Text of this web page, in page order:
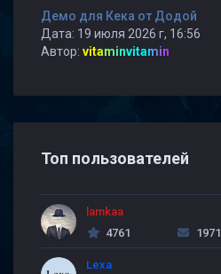
Демо для Кека от Додой
Дата: 19 июля 2026 г, 16:56
Автор: vitaminvitamin
Топ пользователей
lamkaa
4761
1971
Lexa